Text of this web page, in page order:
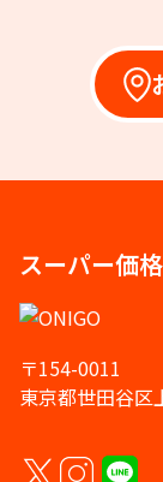
スーパー価
〒154-0011
東京都世田谷区